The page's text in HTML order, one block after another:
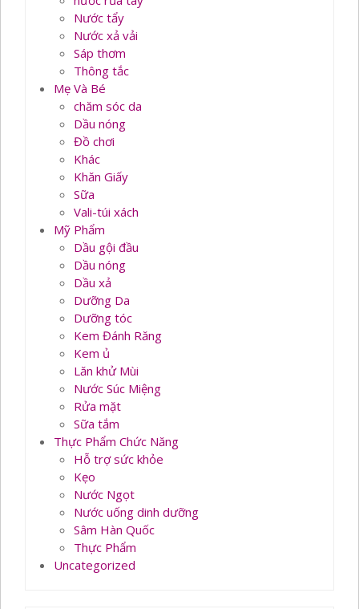
Nước tẩy
Nước xả vải
Sáp thơm
Thông tắc
Mẹ Và Bé
chăm sóc da
Dầu nóng
Đồ chơi
Khác
Khăn Giấy
Sữa
Vali-túi xách
Mỹ Phẩm
Dầu gội đầu
Dầu nóng
Dầu xả
Dưỡng Da
Dưỡng tóc
Kem Đánh Răng
Kem ủ
Lăn khử Mùi
Nước Súc Miệng
Rửa mặt
Sữa tắm
Thực Phẩm Chức Năng
Hỗ trợ sức khỏe
Kẹo
Nước Ngọt
Nước uống dinh dưỡng
Sâm Hàn Quốc
Thực Phẩm
Uncategorized